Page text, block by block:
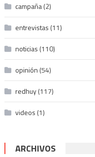
campaña(2)
entrevistas (11)
noticias (110)
opinión (54)
redhuy(117)
videos (1)
ARCHIVOS